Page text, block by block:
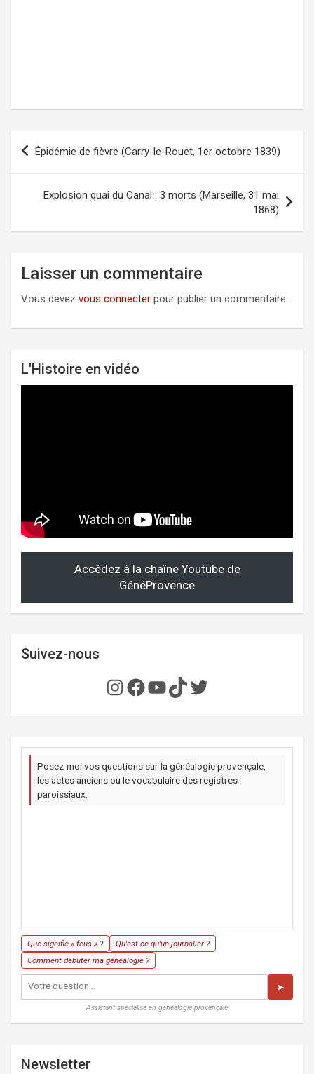
Navigation
de
l’article
Épidémie de fièvre (Carry-le-Rouet, 1er octobre 1839)
Explosion quai du Canal : 3 morts (Marseille, 31 mai
1868)
Laisser un commentaire
Vous devez vous connecter pour publier un commentaire.
L'Histoire en vidéo
Accédez à la chaîne Youtube de
GénéProvence
Suivez-nous
Instagram
Facebook
YouTube
TikTok
Twitter
Posez-moi vos questions sur la généalogie provençale,
les actes anciens ou le vocabulaire des registres
paroissiaux.
Que signifie « feus » ?
Qu'est-ce qu'un journalier ?
Comment débuter ma généalogie ?
➤
Assistant spécialisé en généalogie provençale
Newsletter